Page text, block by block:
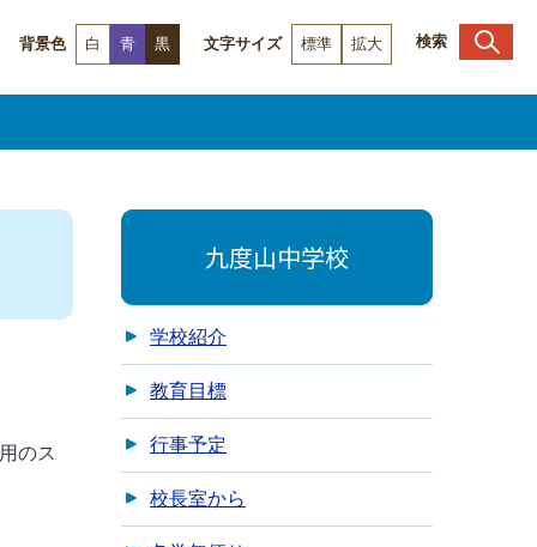
背景色 白 青 黒 文字サイズ 標準 拡大 検索
のス
九度山中学校
学校紹介
教育目標
行事予定
校長室から